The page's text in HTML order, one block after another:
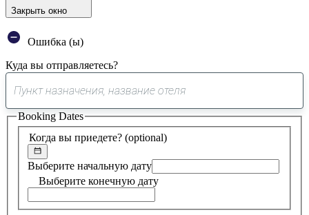
Закрыть окно
Ошибка (ы)
Куда вы отправляетесь?
0
предложение
найдено
Когда вы приедете? (optional)
Выберите начальную дату
Выберите конечную дату
Booking Dates